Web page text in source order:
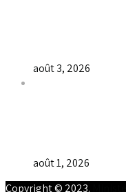
août 3, 2026
août 1, 2026
Copyright © 2023.